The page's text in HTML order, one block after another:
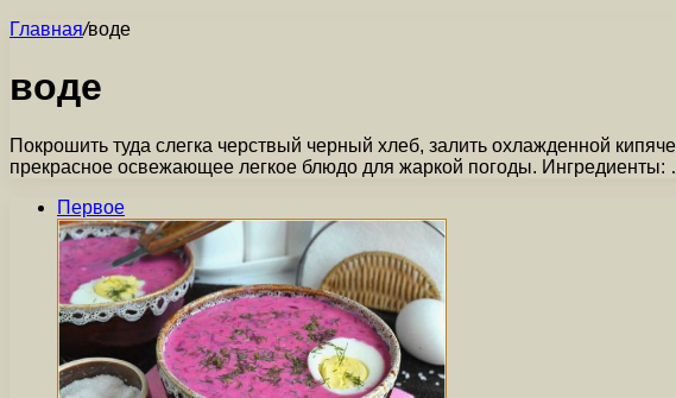
Главная/воде
воде
Покрошить туда слегка черствый черный хлеб, залить охлажденной
прекрасное освежающее легкое блюдо для жаркой погоды. Ингредиенты:
Первое